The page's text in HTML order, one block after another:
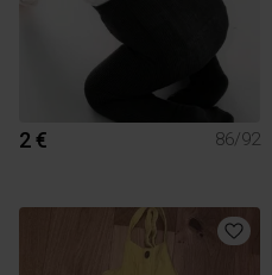
2 € 86/92